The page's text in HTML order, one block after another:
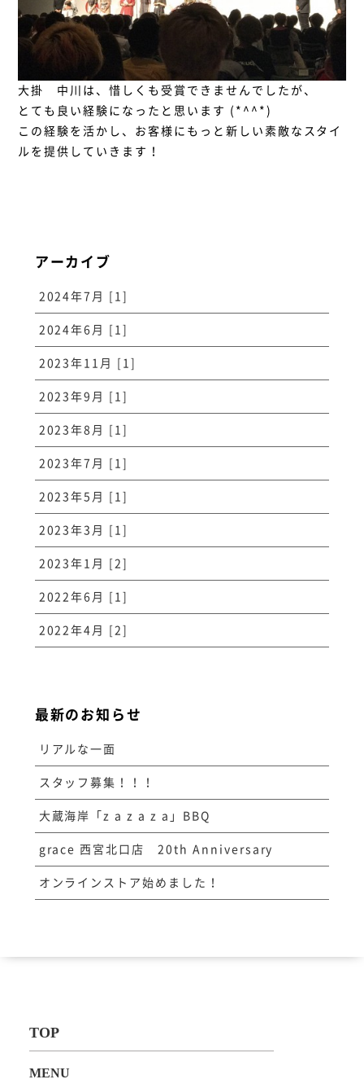
大掛 中川は、惜しくも受賞できませんでしたが、
とても良い経験になったと思います (*^^*)
この経験を活かし、お客様にもっと新しい素敵なスタイ
ルを提供していきます！
アーカイブ
2024年7月 [1]
2024年6月 [1]
2023年11月 [1]
2023年9月 [1]
2023年8月 [1]
2023年7月 [1]
2023年5月 [1]
2023年3月 [1]
2023年1月 [2]
2022年6月 [1]
2022年4月 [2]
最新のお知らせ
リアルな一面
スタッフ募集！！！
大蔵海岸「z a z a z a」BBQ
grace 西宮北口店 20th Anniversary
オンラインストア始めました！